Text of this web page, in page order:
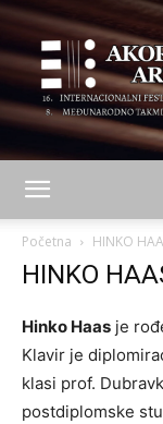
Početna HINKO
HINKO
Hinko Haas je
Klavir je
klasi prof.
postdiplomske